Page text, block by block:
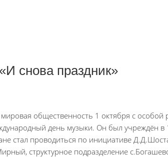
снова праздник»
мировая общественность 1 октября с
день музыки. Он был учреждён
стал проводиться по инициативе
структурное подразделение